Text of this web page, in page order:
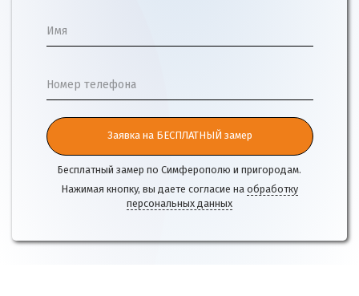
Имя
Номер телефона
Заявка на БЕСПЛАТНЫЙ замер
Бесплатный замер по Симферополю и пригородам.
Нажимая кнопку, вы даете согласие на обработку
персональных данных